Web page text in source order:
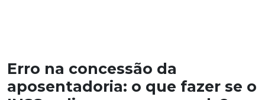
Erro na concessão da
aposentadoria: o que fazer se o